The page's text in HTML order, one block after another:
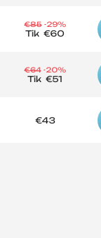
€85 -29%
Tik €60
€64 -20%
Tik €51
€43